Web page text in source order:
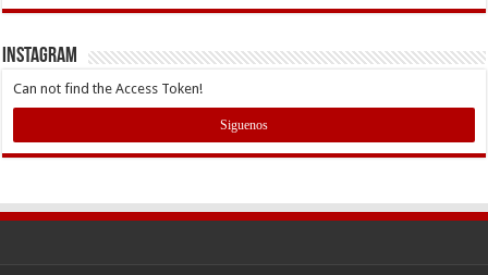
INSTAGRAM
Can not find the Access Token!
Siguenos